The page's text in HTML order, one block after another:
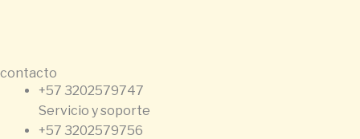
contacto
+57 3202579747
Servicio y soporte
+57 3202579756